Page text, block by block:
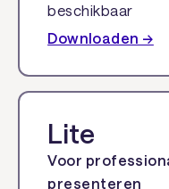
beschikbaar
Downloaden →
Lite
Voor
presenteren